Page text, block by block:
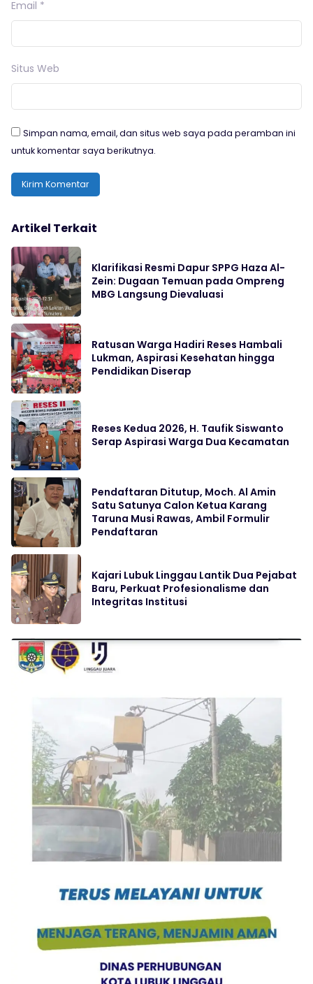
Email *
Situs Web
Simpan nama, email, dan situs web saya pada peramban ini
untuk komentar saya berikutnya.
Artikel Terkait
Klarifikasi Resmi Dapur SPPG Haza Al-
Zein: Dugaan Temuan pada Ompreng
MBG Langsung Dievaluasi
Ratusan Warga Hadiri Reses Hambali
Lukman, Aspirasi Kesehatan hingga
Pendidikan Diserap
Reses Kedua 2026, H. Taufik Siswanto
Serap Aspirasi Warga Dua Kecamatan
Pendaftaran Ditutup, Moch. Al Amin
Satu Satunya Calon Ketua Karang
Taruna Musi Rawas, Ambil Formulir
Pendaftaran
Kajari Lubuk Linggau Lantik Dua Pejabat
Baru, Perkuat Profesionalisme dan
Integritas Institusi